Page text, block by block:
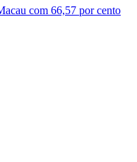
com 66,57 por cento